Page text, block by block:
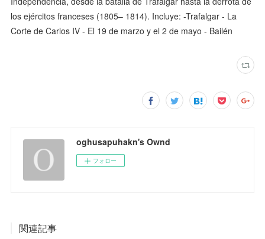
los ejércitos franceses (1805– 1814). Incluye: -Trafalgar - La
Corte de Carlos IV - El 19 de marzo y el 2 de mayo - Bailén
oghusapuhakn's Ownd
フォロー
関連記事